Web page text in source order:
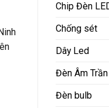
Chip Đèn
Chống sét
Dây Led
Đèn Âm Trần
Đèn bulb